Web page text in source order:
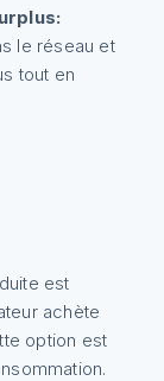
le réseau et
tout en
est
achète
option est